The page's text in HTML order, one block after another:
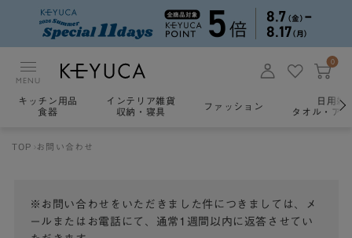
MENU
0
キッチン用品
食器
インテリア雑貨
収納・寝具
ファッション
日用雑
タオル・ア
TOP お問い合わせ
※お問い合わせをいただきました件につきましては、メ
ールまたはお電話にて、通常1週間以内に返答させてい